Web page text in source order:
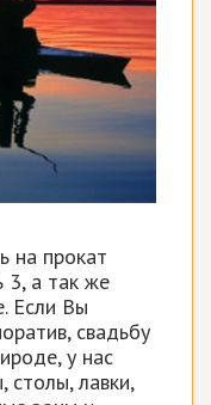
на прокат
3, а так же
Если Вы
свадьбу
у нас
столы, лавки,